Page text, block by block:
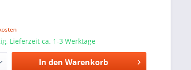
Lieferzeit ca. 1-3 Werktage
In den Warenkorb